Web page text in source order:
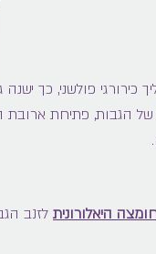
כירורגי פולשני, כך
הגבות, פתיחת ארובת
היאלורונית לזנב